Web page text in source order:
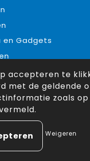
en Gadgets
Copyright
accepteren te
met de geldende
zoals
Weigeren